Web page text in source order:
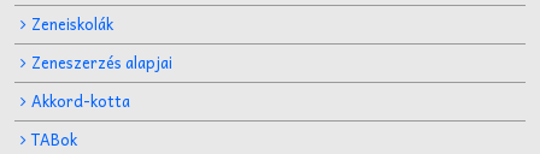
Zeneiskolák
Zeneszerzés alapjai
Akkord-kotta
TABok